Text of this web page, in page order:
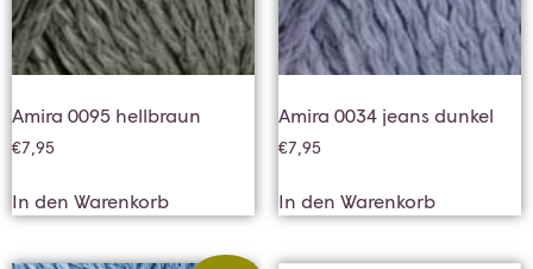
Amira 0095 hellbraun
€7,95
In den Warenkorb
Amira 0034 jeans dunkel
€7,95
In den Warenkorb